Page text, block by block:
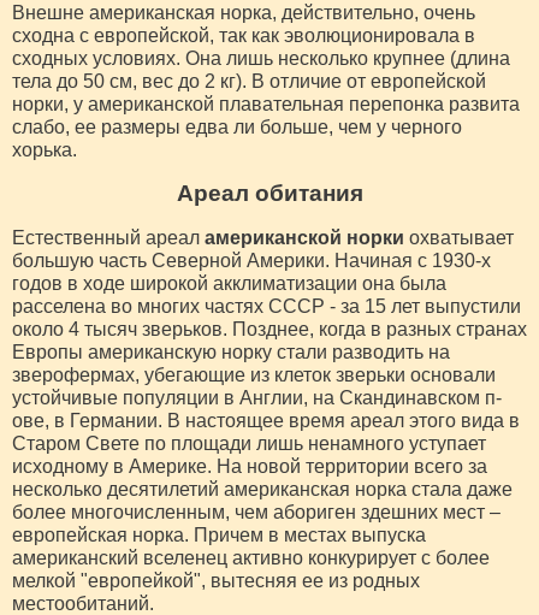
Внешне американская норка, действительно, очень
сходна с европейской, так как эволюционировала в
сходных условиях. Она лишь несколько крупнее (длина
тела до 50 см, вес до 2 кг). В отличие от европейской
норки, у американской плавательная перепонка развита
слабо, ее размеры едва ли больше, чем у черного
хорька.
Ареал обитания
Естественный ареал американской норки охватывает
большую часть Северной Америки. Начиная с 1930-х
годов в ходе широкой акклиматизации она была
расселена во многих частях СССР - за 15 лет выпустили
около 4 тысяч зверьков. Позднее, когда в разных странах
Европы американскую норку стали разводить на
зверофермах, убегающие из клеток зверьки основали
устойчивые популяции в Англии, на Скандинавском п-
ове, в Германии. В настоящее время ареал этого вида в
Старом Свете по площади лишь ненамного уступает
исходному в Америке. На новой территории всего за
несколько десятилетий американская норка стала даже
более многочисленным, чем абориген здешних мест –
европейская норка. Причем в местах выпуска
американский вселенец активно конкурирует с более
мелкой "европейкой", вытесняя ее из родных
местообитаний.